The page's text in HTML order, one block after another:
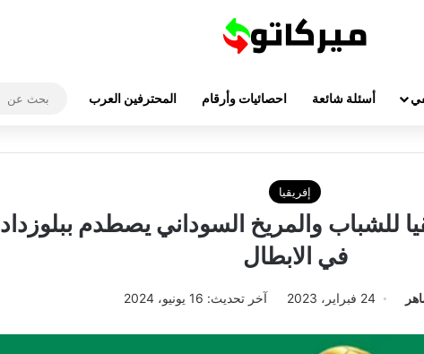
أسئلة شائعة احصائيات وأرقام المحترفين العرب
إفريقيا
للشباب والمريخ السوداني يصطدم ببلوزداد
في الابطال
24 فبراير، 2023 آخر تحديث: 16 يونيو، 2024